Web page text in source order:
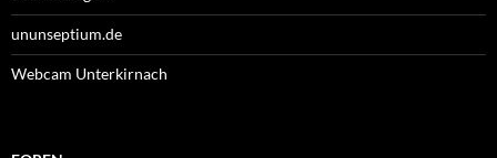
ununseptium.de
Webcam Unterkirnach